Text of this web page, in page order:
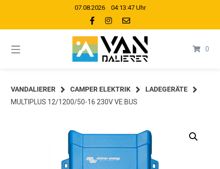
07.08.2026 04:13:47 Uhr
0
VANDALIERER CAMPER ELEKTRIK
LADEGERÄTE
MULTIPLUS 12/1200/50-16 230V VE.BUS